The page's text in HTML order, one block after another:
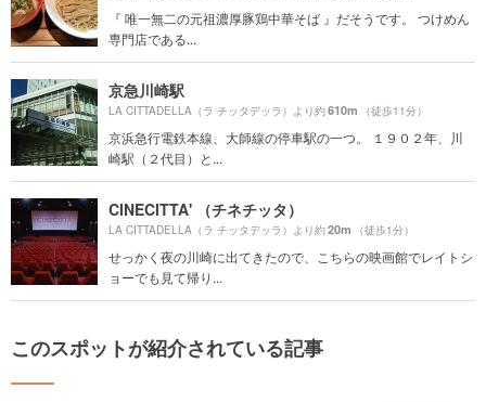
『 唯一無二の元祖濃厚豚鶏中華そば 』だそうです。 つけめん
専門店である...
京急川崎駅
LA CITTADELLA（ラ チッタデッラ）より約610m （徒歩11分）
京浜急行電鉄本線、大師線の停車駅の一つ。 １９０２年、川
崎駅（２代目）と...
CINECITTA' （チネチッタ）
LA CITTADELLA（ラ チッタデッラ）より約20m （徒歩1分）
せっかく夜の川崎に出てきたので、こちらの映画館でレイトシ
ョーでも見て帰り...
このスポットが紹介されている記事